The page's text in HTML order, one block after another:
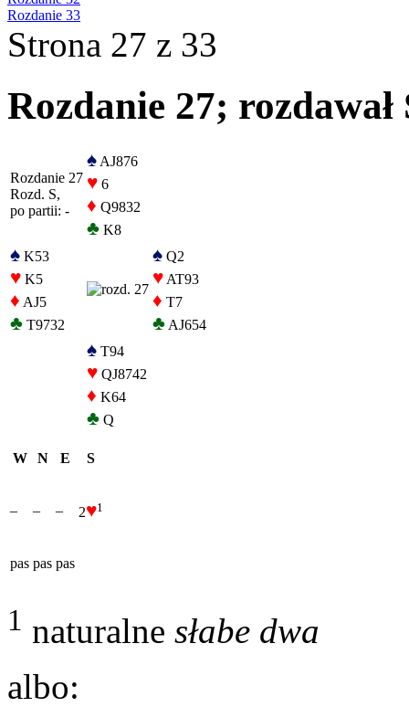
Rozdanie 33
Strona 27 z 33
Rozdanie 27;
Rozdanie 27
Rozd. S,
po partii: -
♠ AJ876
♥ 6
♦ Q9832
♣ K8
♠ K53
♥ K5
♦ AJ5
♣ T9732
♠ Q2
♥ AT93
♦ T7
♣ AJ654
♠ T94
♥ QJ8742
♦ K64
♣ Q
W N E S
– – – 2♥1
pas pas pas
1 naturalne słabe dwa
albo: